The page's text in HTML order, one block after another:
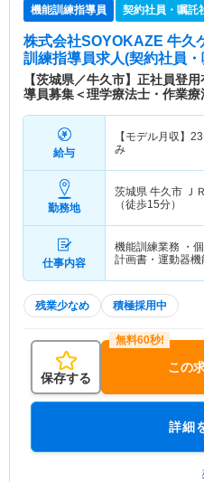
機能訓練指導員 契約社員・嘱託
株式会社SOYOKAZE 牛久
訓練指導員求人(契約社員
【茨城県／牛久市】正社員登
導員募集＜理学療法士・作業療
給与
【モデル月収】
み
勤務地
茨城県 牛久市 Ｊ
（徒歩15分）
仕事内容
機能訓練業務 ・
計画書・運動器
残業少なめ 積極採用中
保存する
この
詳細